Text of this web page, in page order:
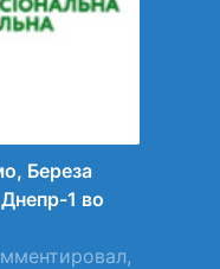
Береза
1 во